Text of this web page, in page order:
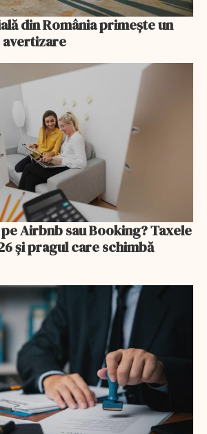
din România primește un
avertizare
Airbnb sau Booking? Taxele
și pragul care schimbă